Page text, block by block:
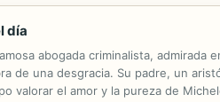
día
abogada criminalista,
de una desgracia. Su padre, un
valorar el amor y la pureza de